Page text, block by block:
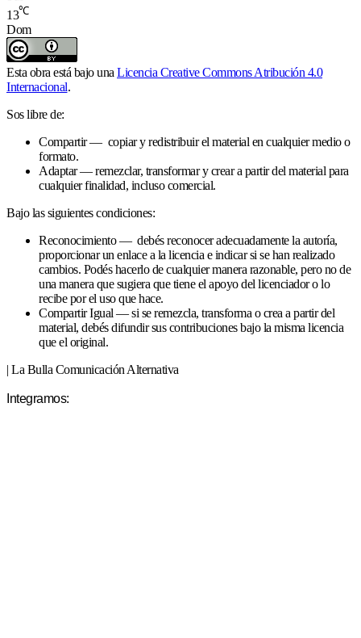
13℃
Dom
Esta obra está bajo una Licencia Creative Commons Atribución 4.0
Internacional.
Sos libre de:
Compartir — copiar y redistribuir el material en cualquier medio o
formato.
Adaptar — remezclar, transformar y crear a partir del material para
cualquier finalidad, incluso comercial.
Bajo las siguientes condiciones:
Reconocimiento — debés reconocer adecuadamente la autoría,
proporcionar un enlace a la licencia e indicar si se han realizado
cambios. Podés hacerlo de cualquier manera razonable, pero no de
una manera que sugiera que tiene el apoyo del licenciador o lo
recibe por el uso que hace.
Compartir Igual — si se remezcla, transforma o crea a partir del
material, debés difundir sus contribuciones bajo la misma licencia
que el original.
| La Bulla Comunicación Alternativa
Integramos: